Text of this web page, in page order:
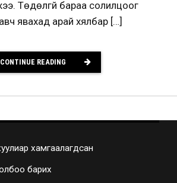
Төдөлгүй бараа солилцоог
явахад арай хялбар […]
CONTINUE READING
хамгаалагдсан
барих